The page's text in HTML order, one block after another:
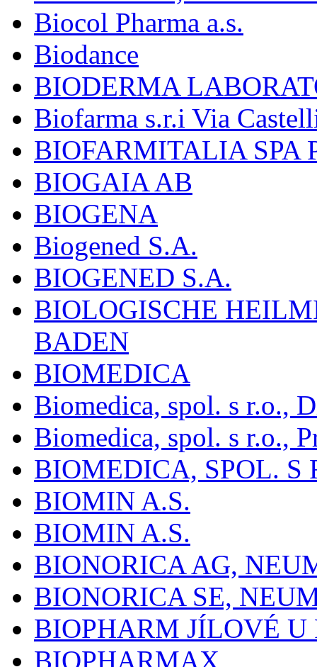
Biocol Pharma a.s.
Biodance
BIODERMA
Biofarma s.r.i Via
BIOFARMITALIA SPA
BIOGAIA AB
BIOGENA
Biogened S.A.
BIOGENED S.A.
BIOLOGISCHE
BADEN
BIOMEDICA
Biomedica, spol. s r.o.,
Biomedica, spol. s r.o.,
BIOMEDICA, SPOL. S
BIOMIN A.S.
BIOMIN A.S.
BIONORICA AG,
BIONORICA SE,
BIOPHARM JÍLOVÉ U
BIOPHARMAX